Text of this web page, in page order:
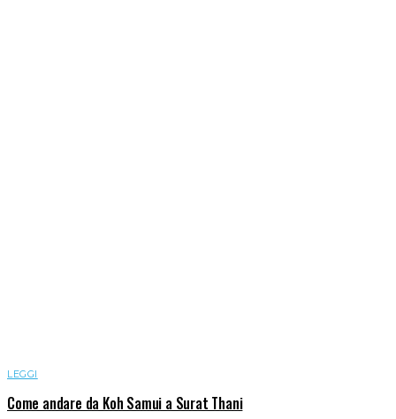
LEGGI
Come andare da Koh Samui a Surat Thani